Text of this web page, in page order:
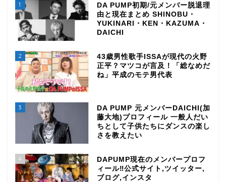
1
DA PUMP初期/元メンバー脱退理
由と現在まとめ SHINOBU・
YUKINARI・KEN・KAZUMA・
DAICHI
2
43歳男性歌手ISSAが現代の火野
正平？マツコが言及！「総なめだ
ね」平成のモテ男代表
3
DA PUMP 元メンバーDAICHI(加
藤大地)プロフィール 一般人だい
ちとして子供たちにダンスの楽し
さを教えたい
4
DAPUMP現在のメンバープロフ
ィール‼公式サイト,ツイッター,
ブログ,インスタ